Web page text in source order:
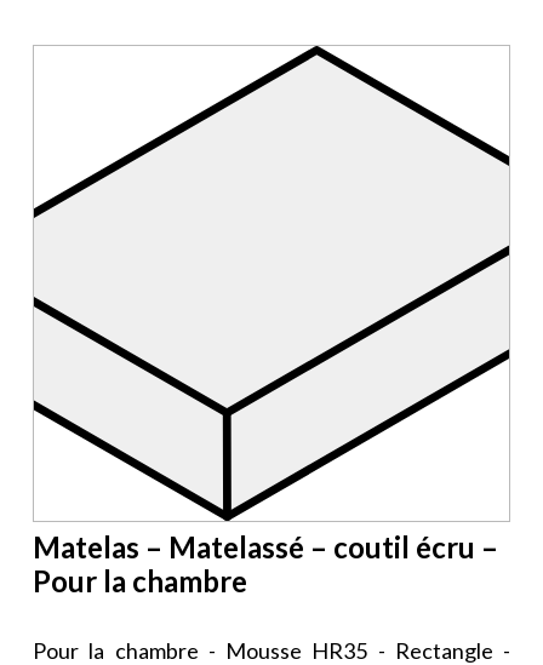
Matelas – Matelassé – coutil écru –
Pour la chambre
Pour la chambre - Mousse HR35 - Rectangle -